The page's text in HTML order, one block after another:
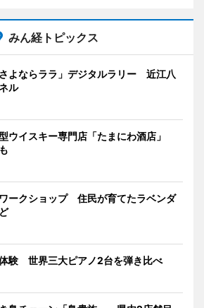
みん経トピックス
よならララ」デジタルラリー 近江八
ル
ウイスキー専門店「たまにわ酒店」
ークショップ 住民が育てたラベンダ
験 世界三大ピアノ2台を弾き比べ